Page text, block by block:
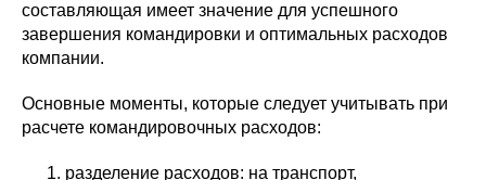
составляющая имеет значение для успешного
завершения командировки и оптимальных расходов
компании.
Основные моменты, которые следует учитывать при
расчете командировочных расходов:
разделение расходов: на транспорт,